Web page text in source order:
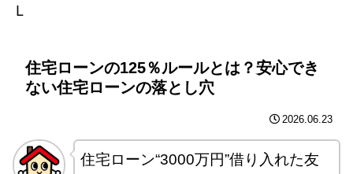
Ｌ
住宅ローンの125％ルールとは？安心でき
ない住宅ローンの落とし穴
2026.06.23
住宅ローン“3000万円”借り入れた友